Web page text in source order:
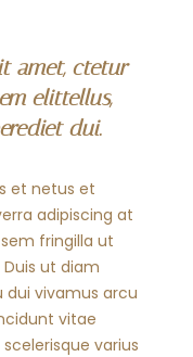
amet, ctetur
elittellus,
dui.
et netus et
adipiscing at
fringilla ut
ut diam
dui vivamus arcu
vitae
varius